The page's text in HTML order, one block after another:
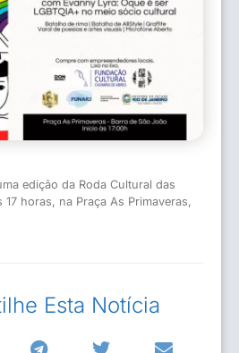
edição da Roda Cultural das
17 horas, na Praça As Primaveras,
Esta Notícia